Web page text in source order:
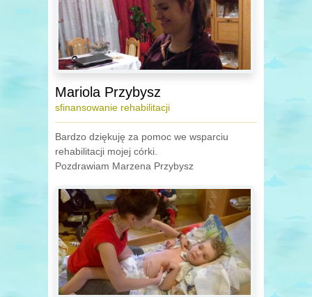
Mariola Przybysz
sfinansowanie rehabilitacji
Bardzo dziękuję za pomoc we wsparciu
rehabilitacji mojej córki.
Pozdrawiam Marzena Przybysz